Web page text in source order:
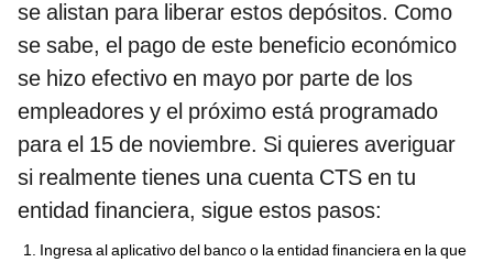
se alistan para liberar estos depósitos. Como
se sabe, el pago de este beneficio económico
se hizo efectivo en mayo por parte de los
empleadores y el próximo está programado
para el 15 de noviembre. Si quieres averiguar
si realmente tienes una cuenta CTS en tu
entidad financiera, sigue estos pasos:
Ingresa al aplicativo del banco o la entidad financiera en la que